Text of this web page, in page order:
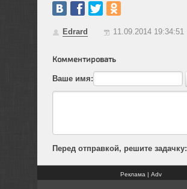
Edrard 11.09.2014 19:34:51
Комментировать
Ваше имя:
Перед отправкой, решите задачку:
Реклама | Adv